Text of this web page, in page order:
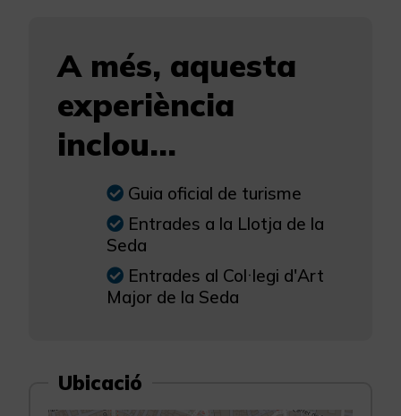
A més, aquesta
experiència
inclou...
Guia oficial de turisme
Entrades a la Llotja de la
Seda
Entrades al Col·legi d'Art
Major de la Seda
Ubicació